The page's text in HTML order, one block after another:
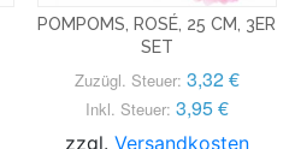
POMPOMS, ROSÉ, 25 CM, 3ER
SET
Zuzügl. Steuer: 3,32 €
Inkl. Steuer: 3,95 €
zzgl. Versandkosten